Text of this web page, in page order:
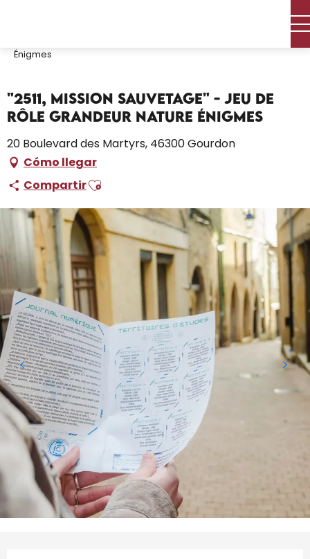
principal
Énigmes
"2511, Mission Sauvetage" - Jeu de
Rôle Grandeur Nature Énigmes
20 Boulevard des Martyrs, 46300 Gourdon
Cómo llegar
CompartirAjouter aux favoris